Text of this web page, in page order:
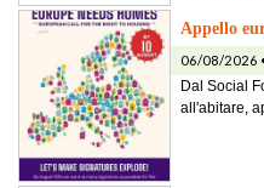
Appello
06/08/2026
Dal Social
all'abitare,